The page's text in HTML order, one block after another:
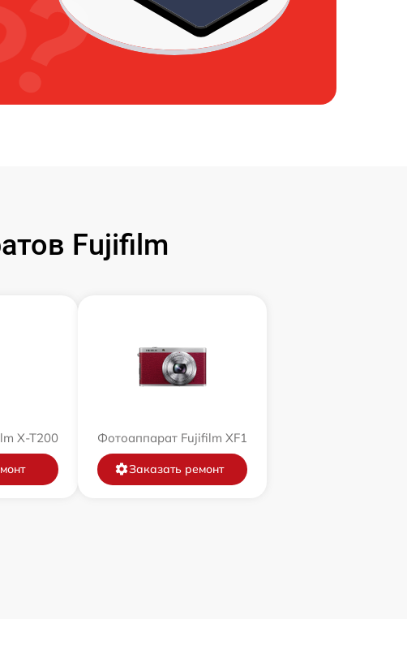
Fujifilm
X-T200 Фотоаппарат Fujifilm XF1
Заказать ремонт